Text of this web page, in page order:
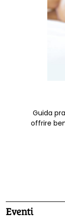
Guida
Eventi